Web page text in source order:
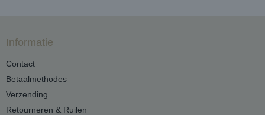
Informatie
Contact
Betaalmethodes
Verzending
Retourneren & Ruilen